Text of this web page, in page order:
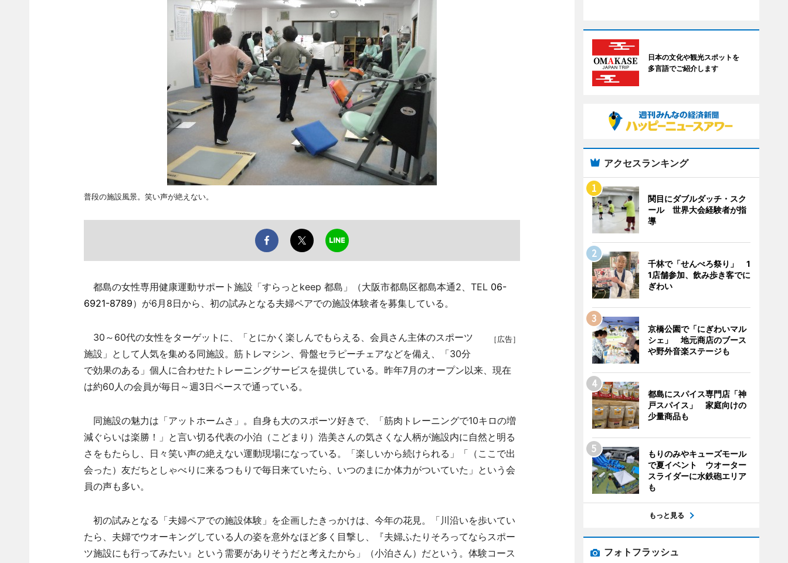
普段の施設風景。笑い声が絶えない。
都島の女性専用健康運動サポート施設「すらっとkeep 都島」（大阪市都島区都島本通2、TEL 06-
6921-8789）が6月8日から、初の試みとなる夫婦ペアでの施設体験者を募集している。
［広告］
30～60代の女性をターゲットに、「とにかく楽しんでもらえる、会員さん主体のスポーツ
施設」として人気を集める同施設。筋トレマシン、骨盤セラピーチェアなどを備え、「30分
で効果のある」個人に合わせたトレーニングサービスを提供している。昨年7月のオープン以来、現在
は約60人の会員が毎日～週3日ペースで通っている。
同施設の魅力は「アットホームさ」。自身も大のスポーツ好きで、「筋肉トレーニングで10キロの増
減ぐらいは楽勝！」と言い切る代表の小泊（こどまり）浩美さんの気さくな人柄が施設内に自然と明る
さをもたらし、日々笑い声の絶えない運動現場になっている。「楽しいから続けられる」「（ここで出
会った）友だちとしゃべりに来るつもりで毎日来ていたら、いつのまにか体力がついていた」という会
員の声も多い。
初の試みとなる「夫婦ペアでの施設体験」を企画したきっかけは、今年の花見。「川沿いを歩いてい
たら、夫婦でウオーキングしている人の姿を意外なほど多く目撃し、『夫婦ふたりそろってならスポー
ツ施設にも行ってみたい』という需要がありそうだと考えたから」（小泊さん）だという。体験コース
日本の文化や観光スポットを
多言語でご紹介します
アクセスランキング
関目にダブルダッチ・スク
ール 世界大会経験者が指
導
千林で「せんべろ祭り」 1
1店舗参加、飲み歩き客でに
ぎわい
京橋公園で「にぎわいマル
シェ」 地元商店のブース
や野外音楽ステージも
都島にスパイス専門店「神
戸スパイス」 家庭向けの
少量商品も
もりのみやキューズモール
で夏イベント ウオーター
スライダーに水鉄砲エリア
も
もっと見る
フォトフラッシュ